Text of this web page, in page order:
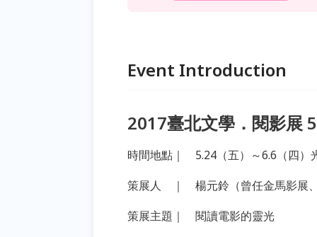
Event Introduction
2017臺北文學．閱影展
時間地點｜ 5.24（五）～6.6（四）
策展人 ｜ 楊元鈴（曾任金馬影展
策展主題｜ 閱讀電影的靈光